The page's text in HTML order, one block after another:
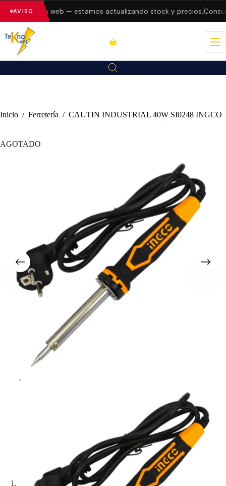
AVISOen la web — estamos actualizando stock y precios.
Inicio / Ferretería / CAUTIN INDUSTRIAL 40W SI0248 INGCO
AGOTADO